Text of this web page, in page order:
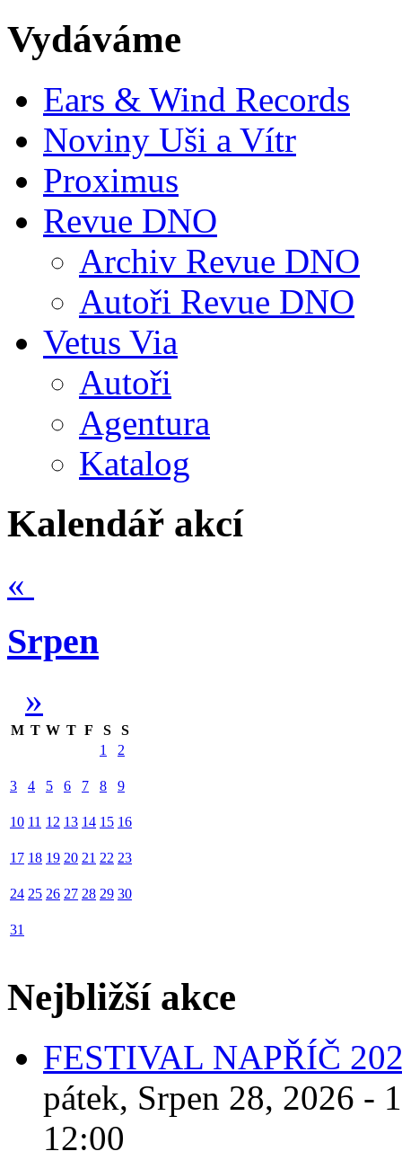
Vydáváme
Ears & Wind Records
Noviny Uši a Vítr
Proximus
Revue DNO
Archiv Revue DNO
Autoři Revue DNO
Vetus Via
Autoři
Agentura
Katalog
Kalendář akcí
«
Srpen
»
M T W T F S
S
1
2
3 4 5 6 7 8 9
10 11 12 13 14 15 16
17 18 19 20 21 22 23
24 25 26 27 28 29 30
31
Nejbližší akce
FESTIVAL NAPŘÍČ
pátek, Srpen 28, 2026 -
12:00